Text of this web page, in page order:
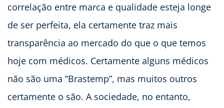
correlação entre marca e qualidade esteja longe
de ser perfeita, ela certamente traz mais
transparência ao mercado do que o que temos
hoje com médicos. Certamente alguns médicos
não são uma “Brastemp”, mas muitos outros
certamente o são. A sociedade, no entanto,